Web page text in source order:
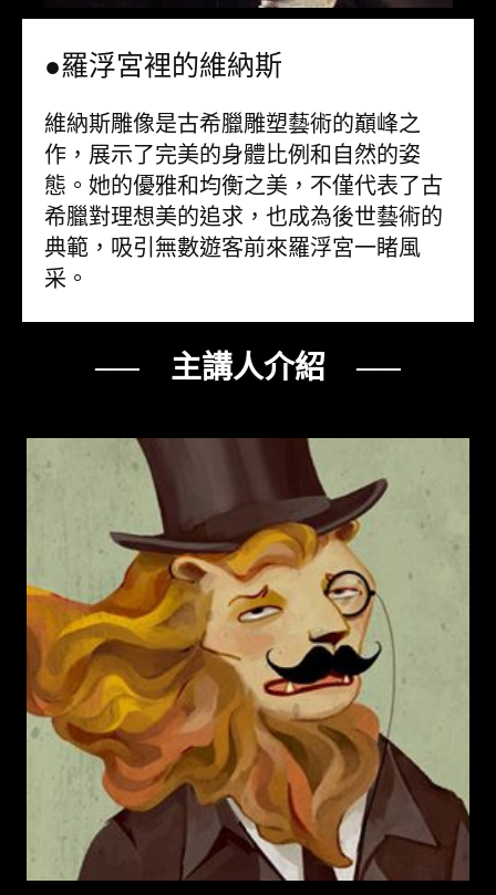
●羅浮宮裡的維納斯
維納斯雕像是古希臘雕塑藝術的巔峰之
作，展示了完美的身體比例和自然的姿
態。她的優雅和均衡之美，不僅代表了古
希臘對理想美的追求，也成為後世藝術的
典範，吸引無數遊客前來羅浮宮一睹風
采。
── 主講人介紹 ──